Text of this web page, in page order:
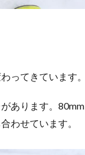
ってきています。
あります。80mm
わせています。